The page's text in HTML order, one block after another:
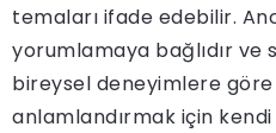
temaları ifade edebilir.
yorumlamaya bağlıdır ve
bireysel deneyimlere göre
anlamlandırmak için kendi